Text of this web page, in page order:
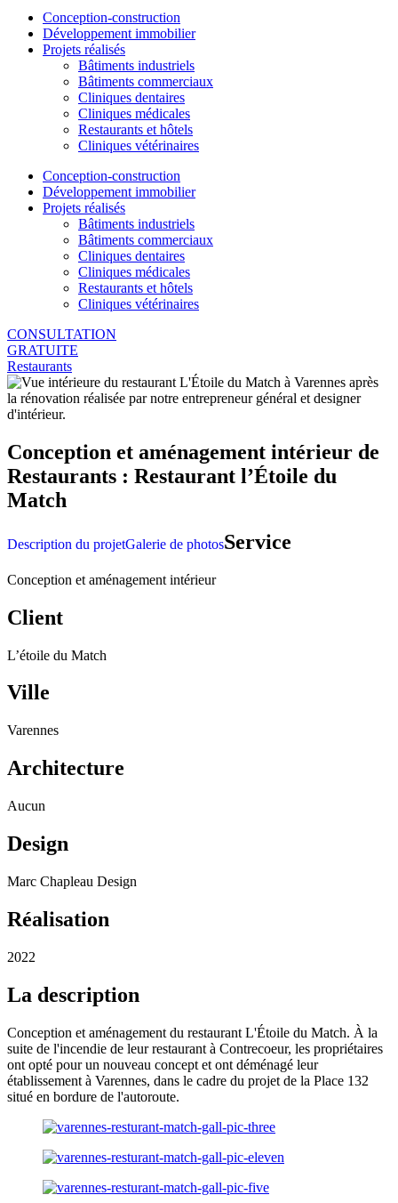
Conception-construction
Développement immobilier
Projets réalisés
Bâtiments industriels
Bâtiments commerciaux
Cliniques dentaires
Cliniques médicales
Restaurants et hôtels
Cliniques vétérinaires
Conception-construction
Développement immobilier
Projets réalisés
Bâtiments industriels
Bâtiments commerciaux
Cliniques dentaires
Cliniques médicales
Restaurants et hôtels
Cliniques vétérinaires
CONSULTATION
GRATUITE
Restaurants
Conception et aménagement intérieur de
Restaurants : Restaurant l’Étoile du
Match
Description du projetGalerie de photosService
Conception et aménagement intérieur
Client
L’étoile du Match
Ville
Varennes
Architecture
Aucun
Design
Marc Chapleau Design
Réalisation
2022
La description
Conception et aménagement du restaurant L'Étoile du Match. À la
suite de l'incendie de leur restaurant à Contrecoeur, les propriétaires
ont opté pour un nouveau concept et ont déménagé leur
établissement à Varennes, dans le cadre du projet de la Place 132
situé en bordure de l'autoroute.